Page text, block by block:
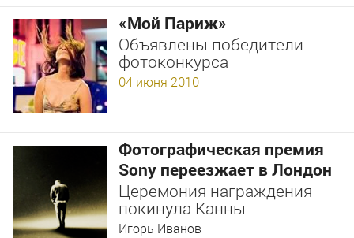
«Мой Париж»
Объявлены победители
фотоконкурса
04 июня 2010
Фотографическая премия
Sony переезжает в Лондон
Церемония награждения
покинула Канны
Игорь Иванов